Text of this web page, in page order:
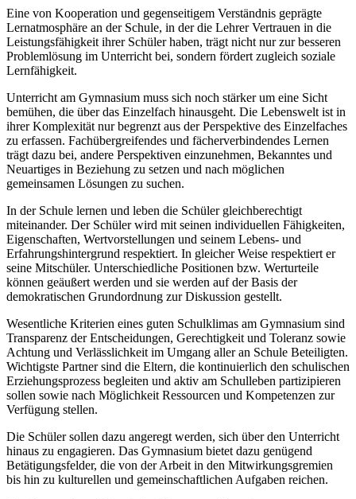
Eine von Kooperation und gegenseitigem Verständnis geprägte
Lernatmosphäre an der Schule, in der die Lehrer Vertrauen in die
Leistungsfähigkeit ihrer Schüler haben, trägt nicht nur zur besseren
Problemlösung im Unterricht bei, sondern fördert zugleich soziale
Lernfähigkeit.
Unterricht am Gymnasium muss sich noch stärker um eine Sicht
bemühen, die über das Einzelfach hinausgeht. Die Lebenswelt ist in
ihrer Komplexität nur begrenzt aus der Perspektive des Einzelfaches
zu erfassen. Fachübergreifendes und fächerverbindendes Lernen
trägt dazu bei, andere Perspektiven einzunehmen, Bekanntes und
Neuartiges in Beziehung zu setzen und nach möglichen
gemeinsamen Lösungen zu suchen.
In der Schule lernen und leben die Schüler gleichberechtigt
miteinander. Der Schüler wird mit seinen individuellen Fähigkeiten,
Eigenschaften, Wertvorstellungen und seinem Lebens- und
Erfahrungshintergrund respektiert. In gleicher Weise respektiert er
seine Mitschüler. Unterschiedliche Positionen bzw. Werturteile
können geäußert werden und sie werden auf der Basis der
demokratischen Grundordnung zur Diskussion gestellt.
Wesentliche Kriterien eines guten Schulklimas am Gymnasium sind
Transparenz der Entscheidungen, Gerechtigkeit und Toleranz sowie
Achtung und Verlässlichkeit im Umgang aller an Schule Beteiligten.
Wichtigste Partner sind die Eltern, die kontinuierlich den schulischen
Erziehungsprozess begleiten und aktiv am Schulleben partizipieren
sollen sowie nach Möglichkeit Ressourcen und Kompetenzen zur
Verfügung stellen.
Die Schüler sollen dazu angeregt werden, sich über den Unterricht
hinaus zu engagieren. Das Gymnasium bietet dazu genügend
Betätigungsfelder, die von der Arbeit in den Mitwirkungsgremien
bis hin zu kulturellen und gemeinschaftlichen Aufgaben reichen.